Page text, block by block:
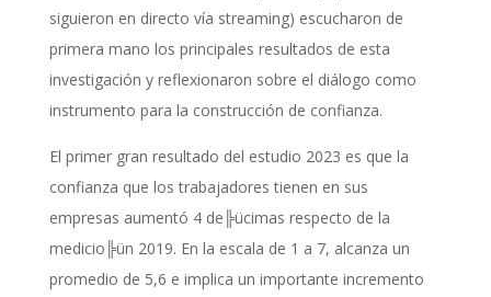
siguieron en directo vía streaming) escucharon de
primera mano los principales resultados de esta
investigación y reflexionaron sobre el diálogo como
instrumento para la construcción de confianza.
El primer gran resultado del estudio 2023 es que la
confianza que los trabajadores tienen en sus
empresas aumentó 4 de╠ücimas respecto de la
medicio╠ün 2019. En la escala de 1 a 7, alcanza un
promedio de 5,6 e implica un importante incremento